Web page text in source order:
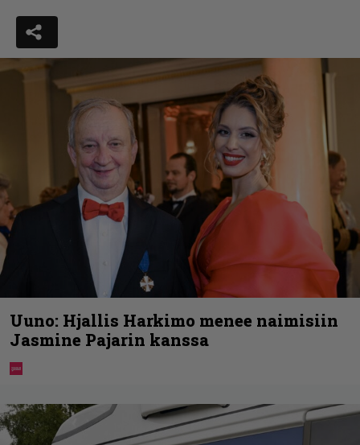
Uuno: Hjallis Harkimo menee naimisiin
Jasmine Pajarin kanssa